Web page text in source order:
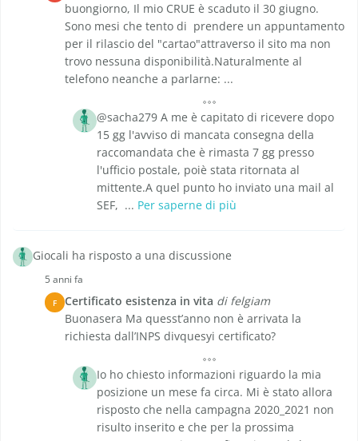
buongiorno, Il mio CRUE è scaduto il 30 giugno.
Sono mesi che tento di prendere un appuntamento
per il rilascio del "cartao"attraverso il sito ma non
trovo nessuna disponibilità.Naturalmente al
telefono neanche a parlarne: ...
@sacha279 A me è capitato di ricevere dopo
15 gg l'avviso di mancata consegna della
raccomandata che è rimasta 7 gg presso
l'ufficio postale, poiè stata ritornata al
mittente.A quel punto ho inviato una mail al
SEF, ... Per saperne di più
Giocali ha risposto a una discussione
5 anni fa
F Certificato esistenza in vita di felgiam
Buonasera Ma quesst’anno non è arrivata la
richiesta dall’INPS divquesyi certificato?
Io ho chiesto informazioni riguardo la mia
posizione un mese fa circa. Mi è stato allora
risposto che nella campagna 2020_2021 non
risulto inserito e che per la prossima